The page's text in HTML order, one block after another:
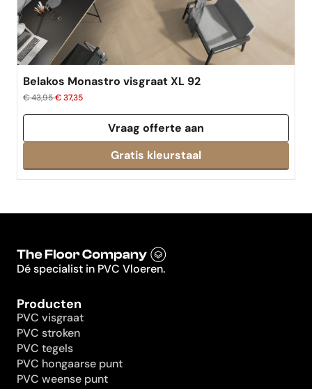
Belakos Monastro visgraat XL 92
€ 43,95€ 37,35
Vraag offerte aan
Dé specialist in PVC Vloeren.
Producten
PVC visgraat
PVC stroken
PVC tegels
PVC hongaarse punt
PVC weense punt